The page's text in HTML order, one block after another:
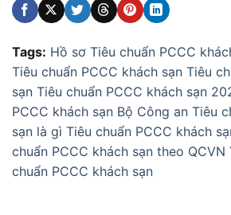
Tags: Hồ sơ Tiêu chuẩn PCCC
Tiêu chuẩn PCCC khách sạn Tiêu
sạn Tiêu chuẩn PCCC khách sạn
PCCC khách sạn Bộ Công an Tiêu
sạn là gì Tiêu chuẩn PCCC khách
chuẩn PCCC khách sạn theo QCVN
chuẩn PCCC khách sạn